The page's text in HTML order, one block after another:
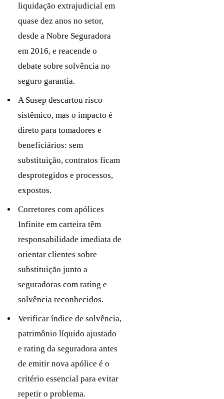
liquidação extrajudicial em
quase dez anos no setor,
desde a Nobre Seguradora
em 2016, e reacende o
debate sobre solvência no
seguro garantia.
A Susep descartou risco
sistêmico, mas o impacto é
direto para tomadores e
beneficiários: sem
substituição, contratos ficam
desprotegidos e processos,
expostos.
Corretores com apólices
Infinite em carteira têm
responsabilidade imediata de
orientar clientes sobre
substituição junto a
seguradoras com rating e
solvência reconhecidos.
Verificar índice de solvência,
patrimônio líquido ajustado
e rating da seguradora antes
de emitir nova apólice é o
critério essencial para evitar
repetir o problema.